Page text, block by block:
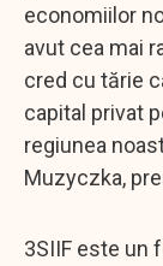
economiilor
avut cea mai
cred cu tărie
capital privat
regiunea
Muzyczka,
3SIIF este un